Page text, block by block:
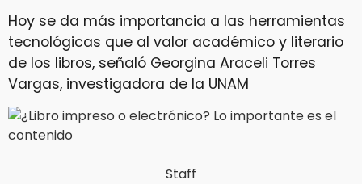
Hoy se da más importancia a las herramientas
tecnológicas que al valor académico y literario
de los libros, señaló Georgina Araceli Torres
Vargas, investigadora de la UNAM
Staff